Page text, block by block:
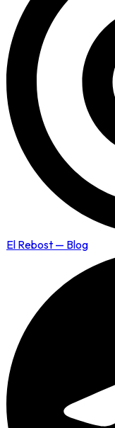
El Rebost — Blog